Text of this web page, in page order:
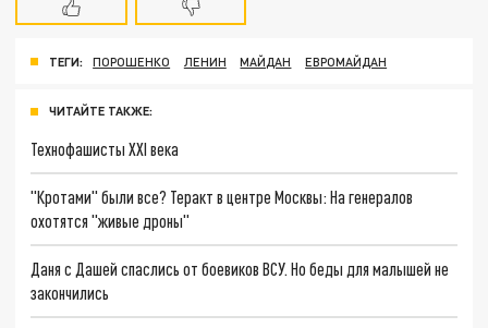
ТЕГИ: ПОРОШЕНКО ЛЕНИН МАЙДАН ЕВРОМАЙДАН
ЧИТАЙТЕ ТАКЖЕ:
Технофашисты XXI века
"Кротами" были все? Теракт в центре Москвы: На генералов
охотятся "живые дроны"
Даня с Дашей спаслись от боевиков ВСУ. Но беды для малышей не
закончились